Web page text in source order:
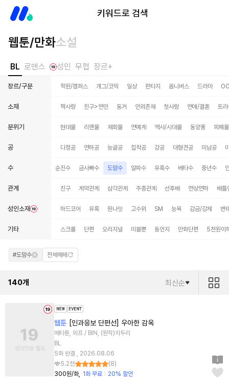
키워드로 검색
웹툰/만화소설
BL 로맨스 성인 무협 장르+
장르/구분 학원/캠퍼스 개그/코믹 일상 판타지 옴니버스 드라마
소재 짝사랑 친구>연인 동거 인외존재 첫사랑 연애/결혼 트
분위기 현대물 리맨물 재회물 연예계 역사/시대물 동양풍 피폐물
공 다정공 연하공 능글공 집착공 강공 대형견공 미남공
수
능욕수 순진수 금사빠수 도망수 알파수 유혹수 베타수 중년수
관계 친구 계약관계 삼각관계 주종관계 선후배 연상연하 배틀
성인소재 하드코어 유혹 원나잇 고수위 SM 능욕 감금/강제 변
기타 스크롤 단편 오리지널 미블뿐 동인지 만화단편 5천원이
#도망수 전체해제
140개 최신순
웹툰 [인과응보 단편선] 우아한 감옥
메타툰, 와프 / BIN, (원작)지두리
BL
5화 완결 , 2026.08.06
5.2천
(8)
300원/화
1화 무료 20% 할인